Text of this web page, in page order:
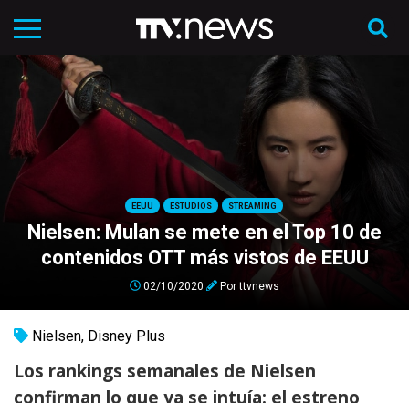
EEUU ESTUDIOS STREAMING
Nielsen: Mulan se mete en el Top 10 de
contenidos OTT más vistos de EEUU
02/10/2020 Porttvnews
Nielsen, Disney Plus
Los rankings semanales de Nielsen
confirman lo que ya se intuía: el estreno